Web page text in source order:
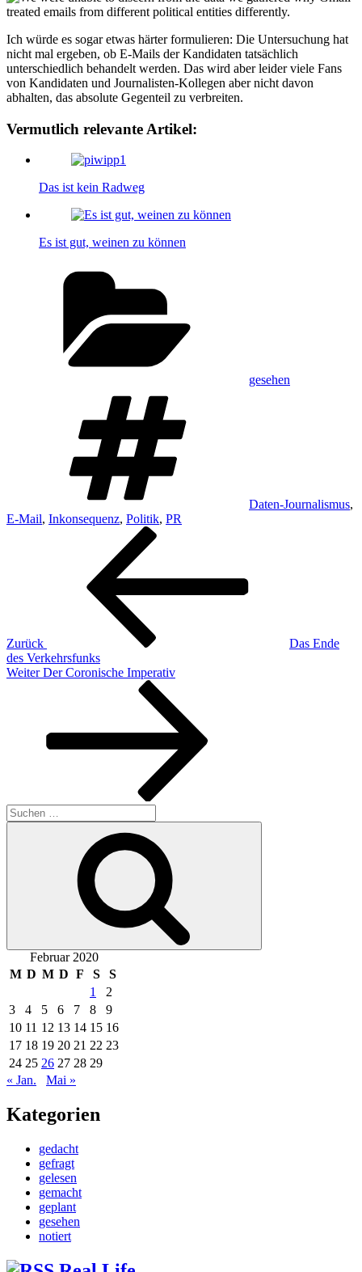
Ich würde es sogar etwas härter formulieren: Die Untersuchung hat
nicht mal ergeben, ob E-Mails der Kandidaten tatsächlich
unterschiedlich behandelt werden. Das wird aber leider viele Fans
von Kandidaten und Journalisten-Kollegen aber nicht davon
abhalten, das absolute Gegenteil zu verbreiten.
Vermutlich relevante Artikel:
Das ist kein Radweg
Es ist gut, weinen zu können
gesehen
Daten-Journalismus,
E-Mail, Inkonsequenz, Politik, PR
Beitragsnavigation
Zurück
Das Ende
des Verkehrsfunks
Nächster
Weiter Der Coronische Imperativ
Suchen
nach:
Februar 2020
M D M D F S
S
1
2
3
4 5 6 7 8
9
10 11 12 13 14 15 16
17 18 19 20 21 22 23
24 25 26 27 28 29
« Jan.
Mai »
Kategorien
gedacht
gefragt
gelesen
gemacht
geplant
gesehen
notiert